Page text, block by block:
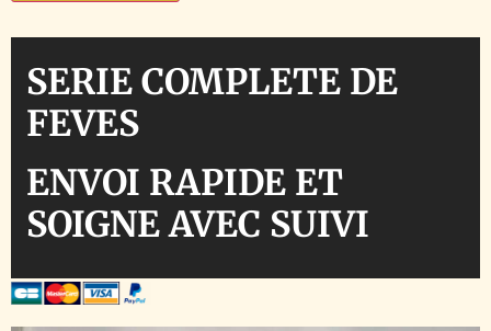
SERIE COMPLETE DE
FEVES
ENVOI RAPIDE ET
SOIGNE AVEC SUIVI